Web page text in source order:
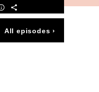
All episodes ›